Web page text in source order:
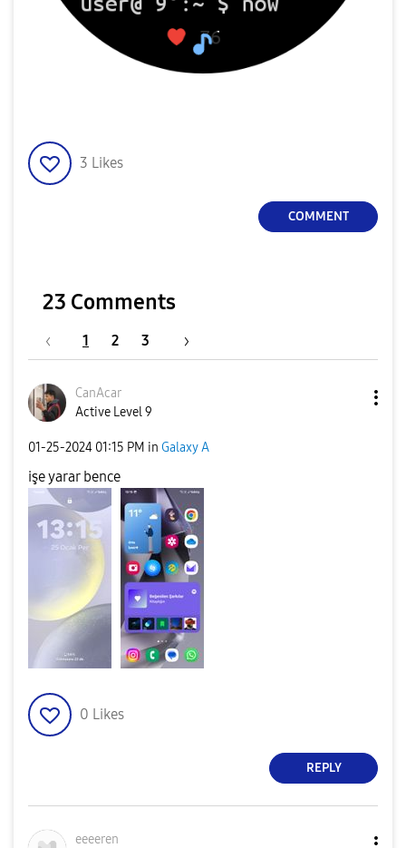
3 Likes
COMMENT
23 Comments
1 2 3
CanAcar
Active Level 9
‎01-25-2024 01:15 PM in Galaxy A
işe yarar bence
0 Likes
REPLY
eeeeren